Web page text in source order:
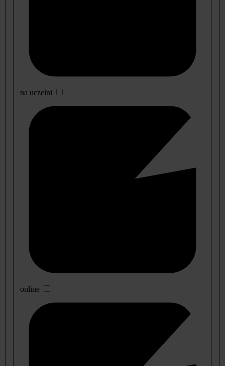
na uczelni
online